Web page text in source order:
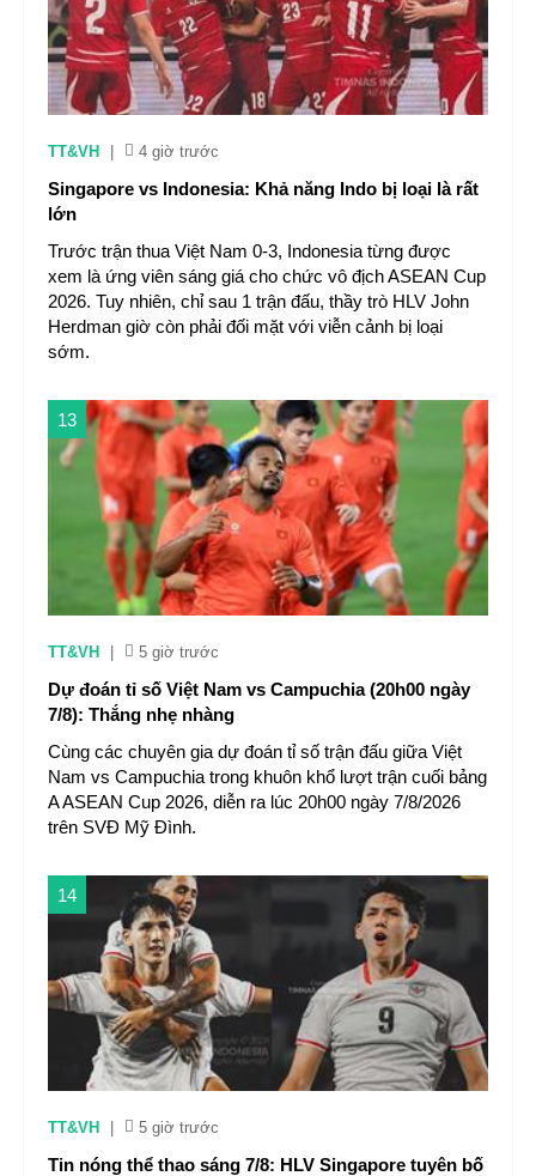
TT&VH 4 giờ trước
Singapore vs Indonesia: Khả năng Indo bị loại là rất
lớn
Trước trận thua Việt Nam 0-3, Indonesia từng được
xem là ứng viên sáng giá cho chức vô địch ASEAN Cup
2026. Tuy nhiên, chỉ sau 1 trận đấu, thầy trò HLV John
Herdman giờ còn phải đối mặt với viễn cảnh bị loại
sớm.
13
TT&VH 5 giờ trước
Dự đoán tỉ số Việt Nam vs Campuchia (20h00 ngày
7/8): Thắng nhẹ nhàng
Cùng các chuyên gia dự đoán tỉ số trận đấu giữa Việt
Nam vs Campuchia trong khuôn khổ lượt trận cuối bảng
A ASEAN Cup 2026, diễn ra lúc 20h00 ngày 7/8/2026
trên SVĐ Mỹ Đình.
14
TT&VH 5 giờ trước
Tin nóng thể thao sáng 7/8: HLV Singapore tuyên bố